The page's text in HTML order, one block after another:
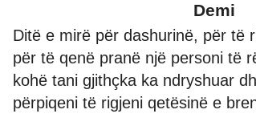
Demi
Ditë e mirë për dashurinë, për të
për të qenë pranë një personi të
kohë tani gjithçka ka ndryshuar
përpiqeni të rigjeni qetësinë e